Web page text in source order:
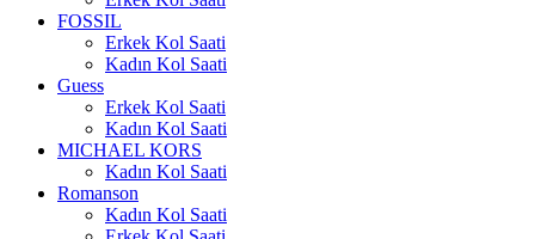
FOSSIL
Erkek Kol Saati
Kadın Kol Saati
Guess
Erkek Kol Saati
Kadın Kol Saati
MICHAEL KORS
Kadın Kol Saati
Romanson
Kadın Kol Saati